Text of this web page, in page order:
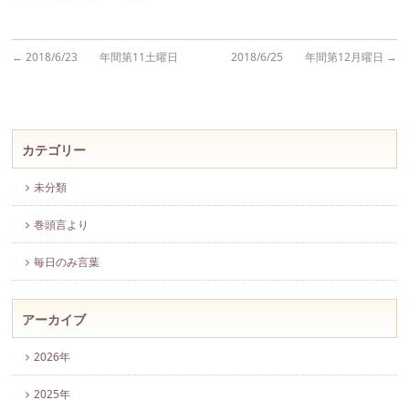
← 2018/6/23 年間第11土曜日 2018/6/25 年間第12月曜日 →
カテゴリー
未分類
巻頭言より
毎日のみ言葉
アーカイブ
2026年
2025年